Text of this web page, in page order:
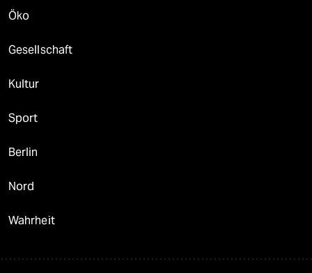
Öko
Gesellschaft
Kultur
Sport
Berlin
Nord
Wahrheit